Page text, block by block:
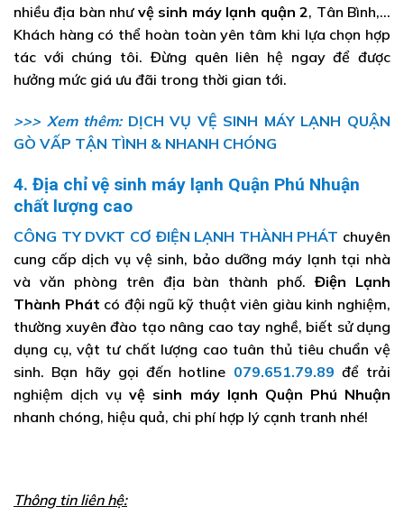
nhiều địa bàn như vệ sinh máy lạnh quận 2, Tân Bình,…
Khách hàng có thể hoàn toàn yên tâm khi lựa chọn hợp
tác với chúng tôi. Đừng quên liên hệ ngay để được
hưởng mức giá ưu đãi trong thời gian tới.
>>> Xem thêm: DỊCH VỤ VỆ SINH MÁY LẠNH QUẬN
GÒ VẤP TẬN TÌNH & NHANH CHÓNG
4. Địa chỉ vệ sinh máy lạnh Quận Phú Nhuận
chất lượng cao
CÔNG TY DVKT CƠ ĐIỆN LẠNH THÀNH PHÁT chuyên
cung cấp dịch vụ vệ sinh, bảo dưỡng máy lạnh tại nhà
và văn phòng trên địa bàn thành phố.Điện Lạnh
Thành Phát có đội ngũ kỹ thuật viên giàu kinh nghiệm,
thường xuyên đào tạo nâng cao tay nghề, biết sử dụng
dụng cụ, vật tư chất lượng cao tuân thủ tiêu chuẩn vệ
sinh. Bạn hãy gọi đến hotline 079.651.79.89 để trải
nghiệm dịch vụvệ sinh máy lạnh Quận Phú Nhuận
nhanh chóng, hiệu quả, chi phí hợp lý cạnh tranh nhé!
Thông tin liên hệ: